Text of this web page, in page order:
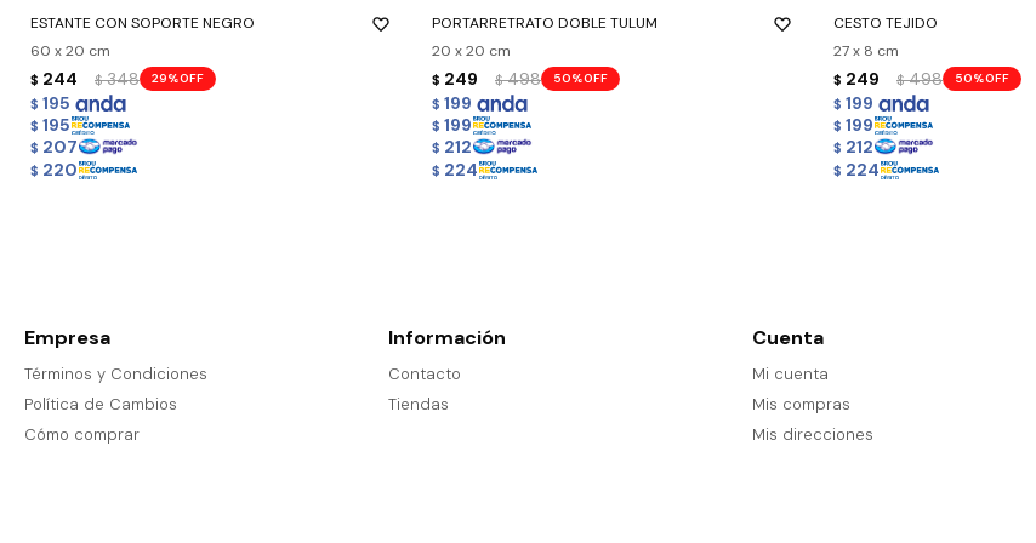
ESTANTE CON SOPORTE NEGRO
60 x 20 cm
$ 244 $ 348 29
$ 195
$ 195
$ 207
$ 220
PORTARRETRATO DOBLE TULUM
20 x 20 cm
$ 249 $ 498 50
$ 199
$ 199
$ 212
$ 224
CESTO TEJIDO
27 x 8 cm
$ 249 $ 498 50
$ 199
$ 199
$ 212
$ 224
Empresa
Términos y Condiciones
Política de Cambios
Cómo comprar
Información
Contacto
Tiendas
Cuenta
Mi cuenta
Mis compras
Mis direcciones